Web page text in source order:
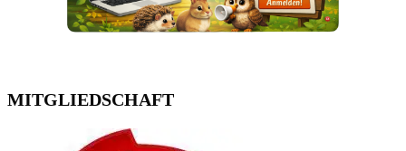
MITGLIEDSCHAFT